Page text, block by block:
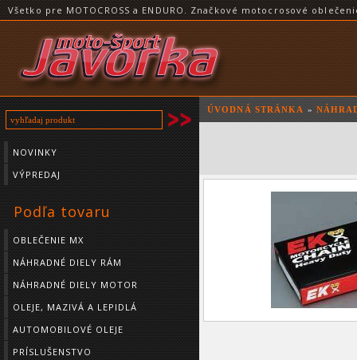
Všetko pre MOTOCROSS a ENDURO. Značkové motocrosové
NOVINKY
VÝPREDAJ
Podľa tovaru
OBLEČENIE MX
NÁHRADNÉ DIELY RÁM
NÁHRADNÉ DIELY MOTOR
OLEJE, MAZIVÁ A LEPIDLÁ
AUTOMOBILOVÉ OLEJE
PRÍSLUŠENSTVO
ÚVODNÁ STRÁNKA »